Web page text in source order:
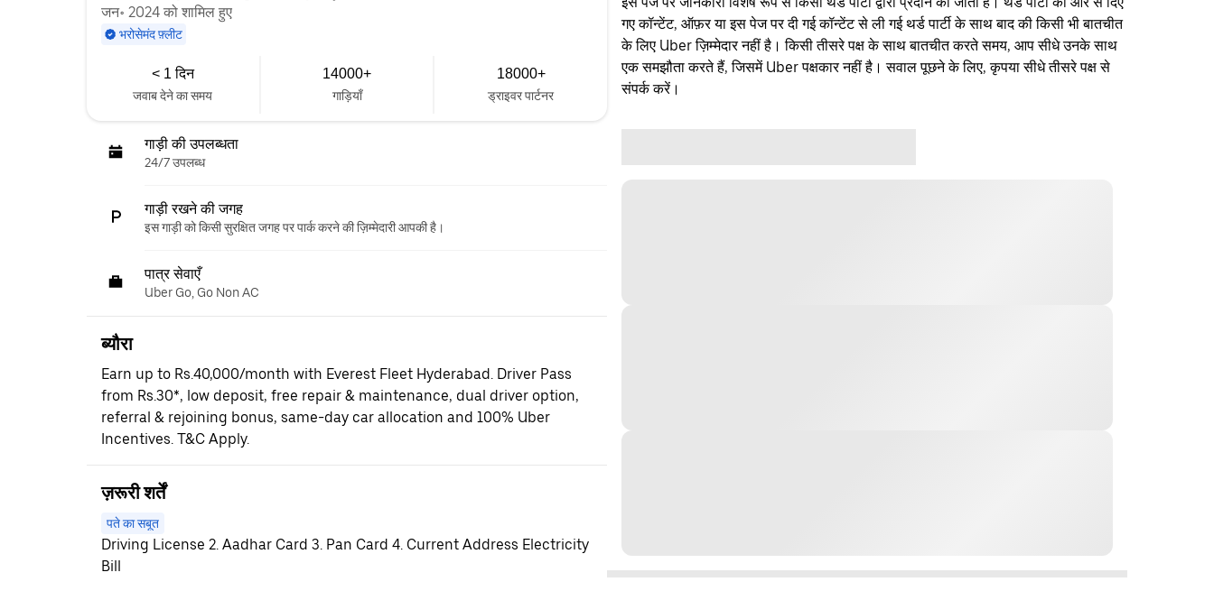
जन॰ 2024 को शामिल हुए
भरोसेमंद फ़्लीट
< 1 दिन
जवाब देने का समय
14000+
गाड़ियाँ
18000+
ड्राइवर पार्टनर
गाड़ी की उपलब्धता
24/7 उपलब्ध
गाड़ी रखने की जगह
इस गाड़ी को किसी सुरक्षित जगह पर पार्क करने की ज़िम्मेदारी आपकी है।
पात्र सेवाएँ
Uber Go, Go Non AC
ब्यौरा
Earn up to Rs.40,000/month with Everest Fleet Hyderabad. Driver Pass
from Rs.30*, low deposit, free repair & maintenance, dual driver option,
referral & rejoining bonus, same-day car allocation and 100% Uber
Incentives. T&C Apply.
ज़रूरी शर्तें
पते का सबूत
Driving License 2. Aadhar Card 3. Pan Card 4. Current Address Electricity
Bill
गए कॉन्टेंट, ऑफ़र या इस पेज पर दी गई कॉन्टेंट से ली गई थर्ड पार्टी के साथ बाद की किसी भी बातचीत
के लिए Uber ज़िम्मेदार नहीं है। किसी तीसरे पक्ष के साथ बातचीत करते समय, आप सीधे उनके साथ
एक समझौता करते हैं, जिसमें Uber पक्षकार नहीं है। सवाल पूछने के लिए, कृपया सीधे तीसरे पक्ष से
संपर्क करें।